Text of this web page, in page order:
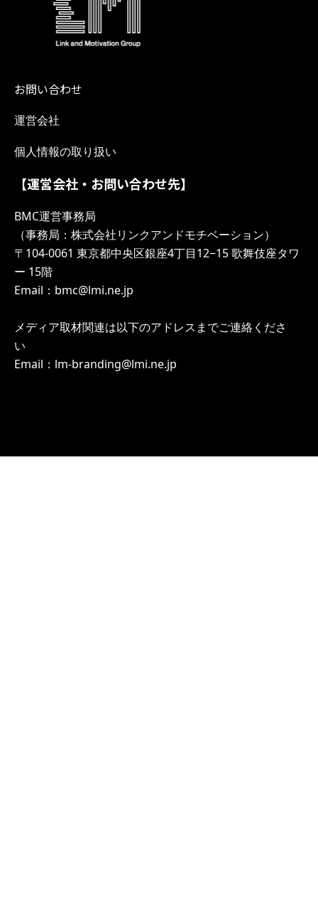
お問い合わせ
運営会社
個人情報の取り扱い
【運営会社・お問い合わせ先】
BMC運営事務局
（事務局：株式会社リンクアンドモチベーション）
〒104-0061 東京都中央区銀座4丁目12−15 歌舞伎座タワ
ー 15階
Email：bmc@lmi.ne.jp
メディア取材関連は以下のアドレスまでご連絡くださ
い
Email：lm-branding@lmi.ne.jp